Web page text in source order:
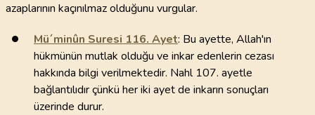
azaplarının kaçınılmaz olduğunu vurgular.
Mü´minûn Suresi 116. Ayet: Bu ayette, Allah'ın
hükmünün mutlak olduğu ve inkar edenlerin cezası
hakkında bilgi verilmektedir. Nahl 107. ayetle
bağlantılıdır çünkü her iki ayet de inkarın sonuçları
üzerinde durur.